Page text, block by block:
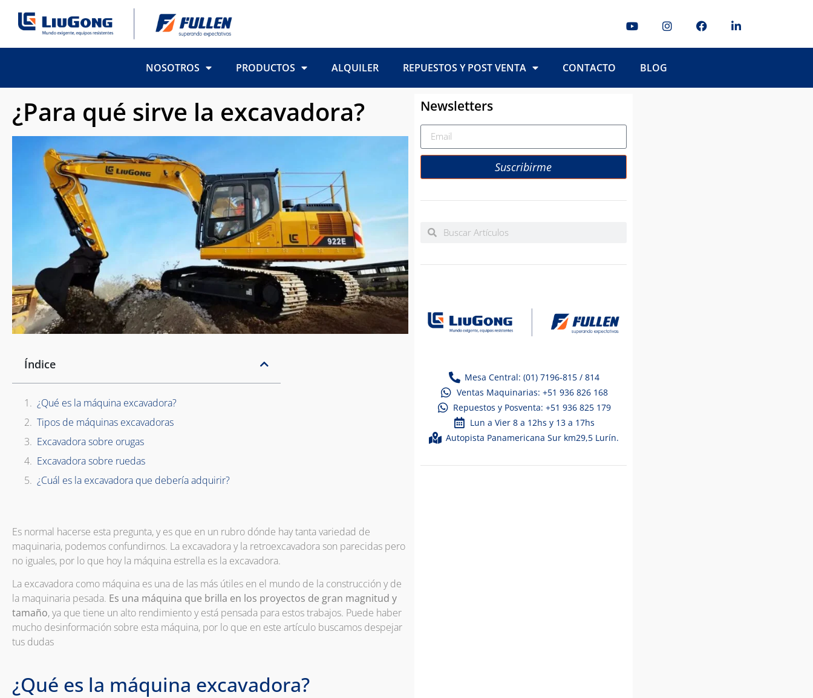
NOSOTROS PRODUCTOS ALQUILER REPUESTOS Y POST VENTA CONTACTO BLOG
¿Para qué sirve la excavadora?
Índice
¿Qué es la máquina excavadora?
Tipos de máquinas excavadoras
Excavadora sobre orugas
Excavadora sobre ruedas
¿Cuál es la excavadora que debería adquirir?
Es normal hacerse esta pregunta, y es que en un rubro dónde hay tanta variedad de
maquinaria, podemos confundirnos. La excavadora y la retroexcavadora son parecidas pero
no iguales, por lo que hoy la máquina estrella es la excavadora.
La excavadora como máquina es una de las más útiles en el mundo de la construcción y de
la maquinaria pesada. Es una máquina que brilla en los proyectos de gran magnitud y
tamaño, ya que tiene un alto rendimiento y está pensada para estos trabajos. Puede haber
mucho desinformación sobre esta máquina, por lo que en este artículo buscamos despejar
tus dudas
¿Qué es la máquina excavadora?
Newsletters
Suscribirme
Mesa Central: (01) 7196-815 / 814
Ventas Maquinarias: +51 936 826 168
Repuestos y Posventa: +51 936 825 179
Lun a Vier 8 a 12hs y 13 a 17hs
Autopista Panamericana Sur km29,5 Lurín.